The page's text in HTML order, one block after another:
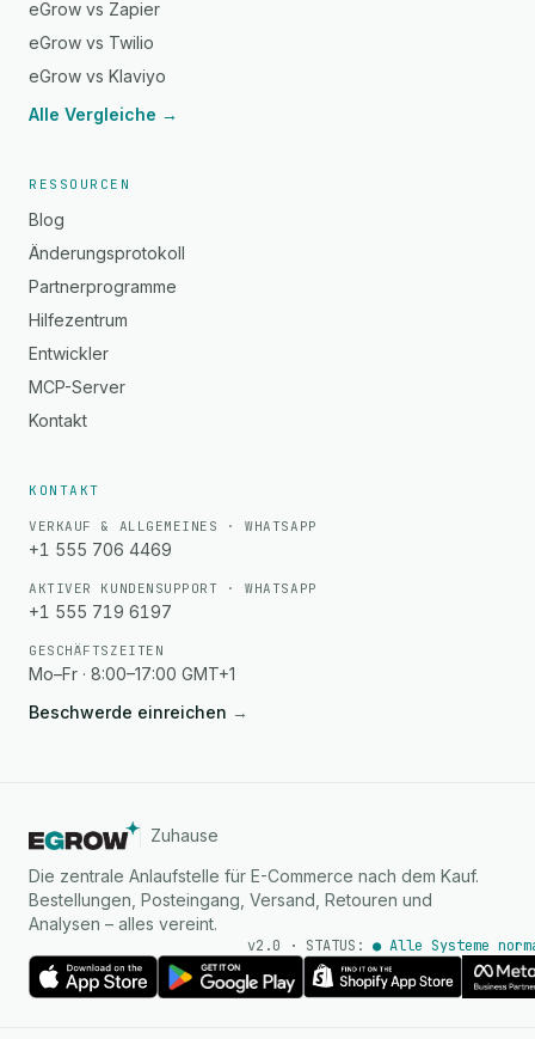
eGrow vs Zapier
eGrow vs Twilio
eGrow vs Klaviyo
Alle Vergleiche →
RESSOURCEN
Blog
Änderungsprotokoll
Partnerprogramme
Hilfezentrum
Entwickler
MCP-Server
Kontakt
KONTAKT
VERKAUF & ALLGEMEINES · WHATSAPP
+1 555 706 4469
AKTIVER KUNDENSUPPORT · WHATSAPP
+1 555 719 6197
GESCHÄFTSZEITEN
Mo–Fr · 8:00–17:00 GMT+1
Beschwerde einreichen →
Zuhause
Die zentrale Anlaufstelle für E-Commerce nach dem Kauf.
Bestellungen, Posteingang, Versand, Retouren und
Analysen – alles vereint.
v2.0 · STATUS: ● Alle Systeme